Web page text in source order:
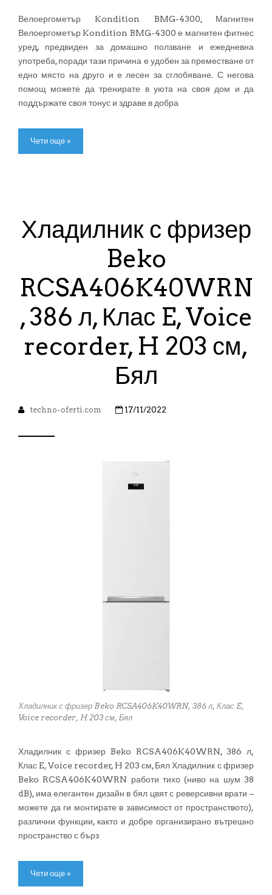
Велоергометър Kondition BMG-4300, Магнитен
Велоергометър Kondition BMG-4300 е магнитен фитнес
уред, предвиден за домашно ползване и ежедневна
употреба, поради тази причина е удобен за преместване от
едно място на друго и е лесен за сглобяване. С негова
помощ можете да тренирате в уюта на своя дом и да
поддържате своя тонус и здраве в добра
Чети още »
Хладилник с фризер
Beko
RCSA406K40WRN
, 386 л, Клас E, Voice
recorder, H 203 см,
Бял
techno-oferti.com 17/11/2022
Хладилник с фризер Beko RCSA406K40WRN, 386 л, Клас E,
Voice recorder, H 203 см, Бял
Хладилник с фризер Beko RCSA406K40WRN, 386 л,
Клас E, Voice recorder, H 203 см, Бял Хладилник с фризер
Beko RCSA406K40WRN работи тихо (ниво на шум 38
dB), има елегантен дизайн в бял цвят с реверсивни врати –
можете да ги монтирате в зависимост от пространството),
различни функции, както и добре организирано вътрешно
пространство с бърз
Чети още »